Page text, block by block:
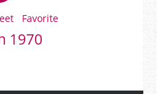
Favorite
1970